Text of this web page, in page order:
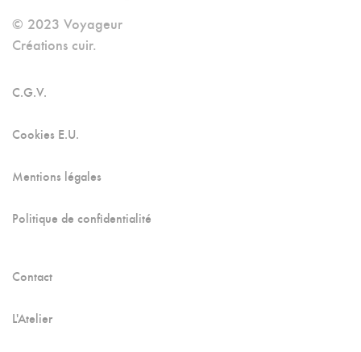
© 2023 Voyageur
Créations cuir.
C.G.V.
Cookies E.U.
Mentions légales
Politique de confidentialité
Contact
L'Atelier